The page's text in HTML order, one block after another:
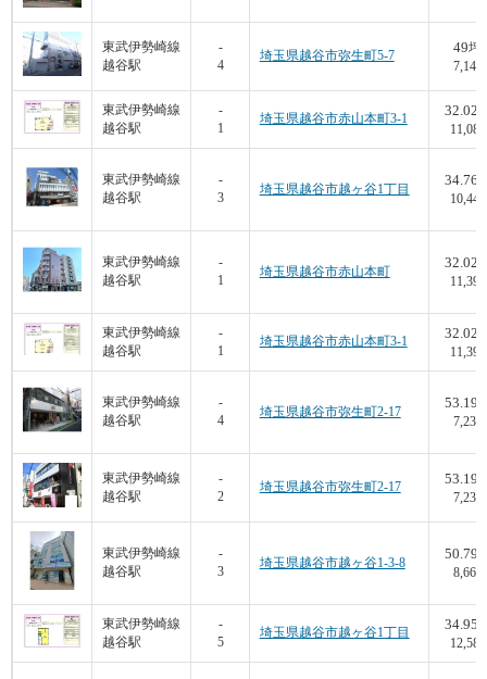
東武伊勢崎線
越谷駅
-
4
埼玉県越谷市弥生町5-7
49坪
7,143
東武伊勢崎線
越谷駅
-
1
埼玉県越谷市赤山本町3-1
32.02
11,087
東武伊勢崎線
越谷駅
-
3
埼玉県越谷市越ヶ谷1丁目
34.76
10,442
東武伊勢崎線
越谷駅
-
1
埼玉県越谷市赤山本町
32.02
11,399
東武伊勢崎線
越谷駅
-
1
埼玉県越谷市赤山本町3-1
32.02
11,399
東武伊勢崎線
越谷駅
-
4
埼玉県越谷市弥生町2-17
53.19
7,238
東武伊勢崎線
越谷駅
-
2
埼玉県越谷市弥生町2-17
53.19
7,238
東武伊勢崎線
越谷駅
-
3
埼玉県越谷市越ヶ谷1-3-8
50.79
8,663
東武伊勢崎線
越谷駅
-
5
埼玉県越谷市越ヶ谷1丁目
34.95
12,589